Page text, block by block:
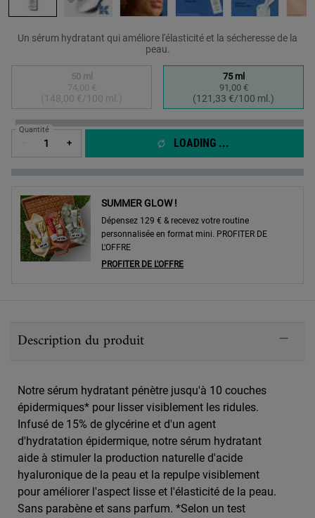
Un sérum hydratant qui améliore l'élasticité et la sécheresse de la
peau.
Selected
The product variation is out of stock,
50 ml
74,00 €
(148,00 €/100 ml.)
, 1 of 2 Selected
75 ml
91,00 €
(121,33 €/100 ml.)
, 2 of 2
Quantité
+ LOADING ...
SUMMER GLOW !
Dépensez 129 € & recevez votre routine
personnalisée en format mini. PROFITER DE
L'OFFRE
PROFITER DE L'OFFRE
Description du produit
Notre sérum hydratant pénètre jusqu'à 10 couches
épidermiques* pour lisser visiblement les ridules.
Infusé de 15% de glycérine et d'un agent
d'hydratation épidermique, notre sérum hydratant
aide à stimuler la production naturelle d'acide
hyaluronique de la peau et la repulpe visiblement
pour améliorer l'aspect lisse et l'élasticité de la peau.
Sans parabène et sans parfum. *Selon un test